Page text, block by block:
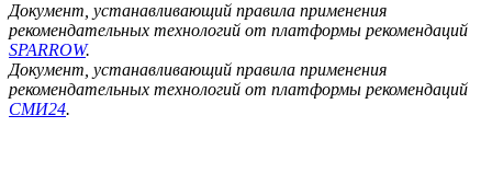
Документ, устанавливающий правила применения
рекомендательных технологий от платформы рекомендаций
SPARROW.
Документ, устанавливающий правила применения
рекомендательных технологий от платформы рекомендаций
СМИ24.